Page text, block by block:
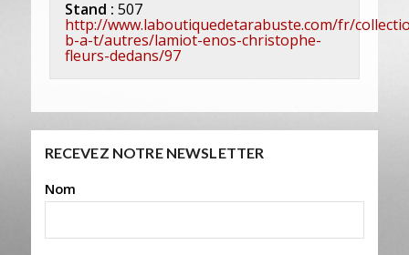
Stand : 507
http://www.laboutiquedetarabuste.com/fr/
b-a-t/autres/lamiot-enos-christophe-
fleurs-dedans/97
RECEVEZ NOTRE NEWSLETTER
Nom